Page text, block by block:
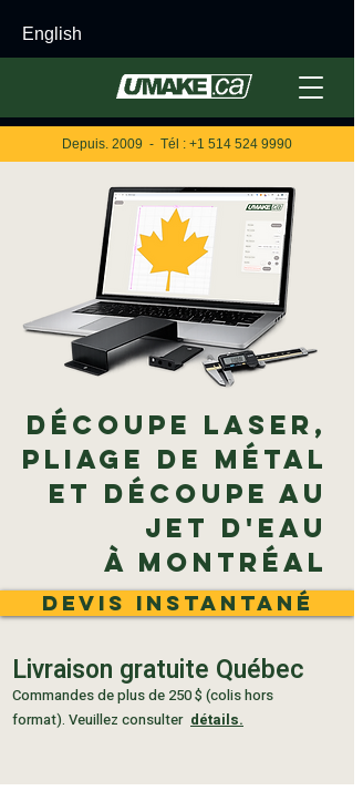
English
Depuis. 2009 - Tél : +1 514 524 9990
Découpe laser,
pliage de métal
et découpe au
jet d'eau
à Montréal
devis instantané
Livraison gratuite Québec
Commandes de plus de 250 $ (colis hors
format). Veuillez consulter détails.